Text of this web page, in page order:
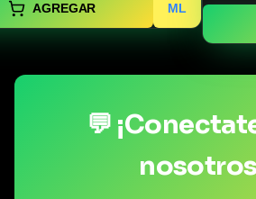
AGREGAR ML
💬